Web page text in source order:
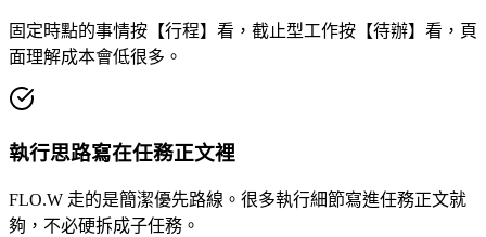
固定時點的事情按【行程】看，截止型工作按【待辦】看，頁
面理解成本會低很多。
執行思路寫在任務正文裡
FLO.W 走的是簡潔優先路線。很多執行細節寫進任務正文就
夠，不必硬拆成子任務。